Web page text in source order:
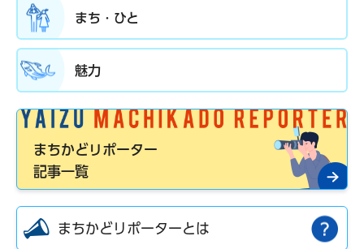
まち・ひと
魅力
まちかどリポーター
記事一覧
まちかどリポーターとは